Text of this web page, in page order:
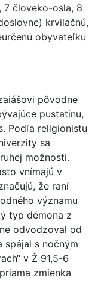
7 človeko-osla, 8
krvilačnú,
obyvateľku
pôvodne
pustatinu,
Podľa religionistu
sa
možnosti.
vnímajú v
že raní
významu
typ démona z
odvodzoval od
spájal s nočným
v Ž 91,5-6
zmienka